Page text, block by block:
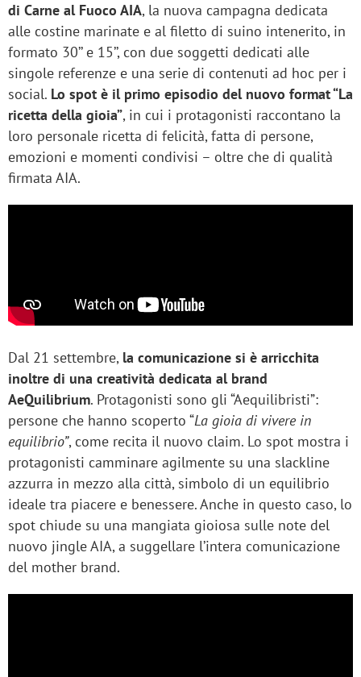
di Carne al Fuoco AIA, la nuova campagna dedicata
alle costine marinate e al filetto di suino intenerito, in
formato 30’’ e 15’’, con due soggetti dedicati alle
singole referenze e una serie di contenuti ad hoc per i
social. Lo spot è il primo episodio del nuovo format “La
ricetta della gioia”, in cui i protagonisti raccontano la
loro personale ricetta di felicità, fatta di persone,
emozioni e momenti condivisi – oltre che di qualità
firmata AIA.
Dal 21 settembre, la comunicazione si è arricchita
inoltre di una creatività dedicata al brand
AeQuilibrium. Protagonisti sono gli “Aequilibristi”:
persone che hanno scoperto “La gioia di vivere in
equilibrio”, come recita il nuovo claim. Lo spot mostra i
protagonisti camminare agilmente su una slackline
azzurra in mezzo alla città, simbolo di un equilibrio
ideale tra piacere e benessere. Anche in questo caso, lo
spot chiude su una mangiata gioiosa sulle note del
nuovo jingle AIA, a suggellare l’intera comunicazione
del mother brand.